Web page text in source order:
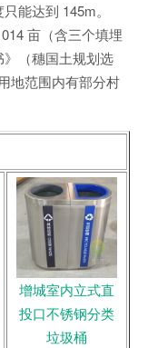
能达到 145m。
亩（含三个填埋
（穗国土规划选
地范围内有部分村
增城室内立式直
投口不锈钢分类
垃圾桶